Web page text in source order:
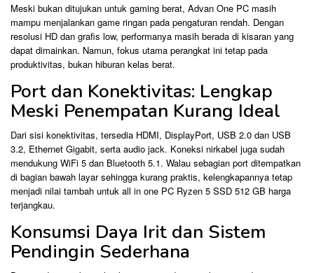
Meski bukan ditujukan untuk gaming berat, Advan One PC masih
mampu menjalankan game ringan pada pengaturan rendah. Dengan
resolusi HD dan grafis low, performanya masih berada di kisaran yang
dapat dimainkan. Namun, fokus utama perangkat ini tetap pada
produktivitas, bukan hiburan kelas berat.
Port dan Konektivitas: Lengkap
Meski Penempatan Kurang Ideal
Dari sisi konektivitas, tersedia HDMI, DisplayPort, USB 2.0 dan USB
3.2, Ethernet Gigabit, serta audio jack. Koneksi nirkabel juga sudah
mendukung WiFi 5 dan Bluetooth 5.1. Walau sebagian port ditempatkan
di bagian bawah layar sehingga kurang praktis, kelengkapannya tetap
menjadi nilai tambah untuk all in one PC Ryzen 5 SSD 512 GB harga
terjangkau.
Konsumsi Daya Irit dan Sistem
Pendingin Sederhana